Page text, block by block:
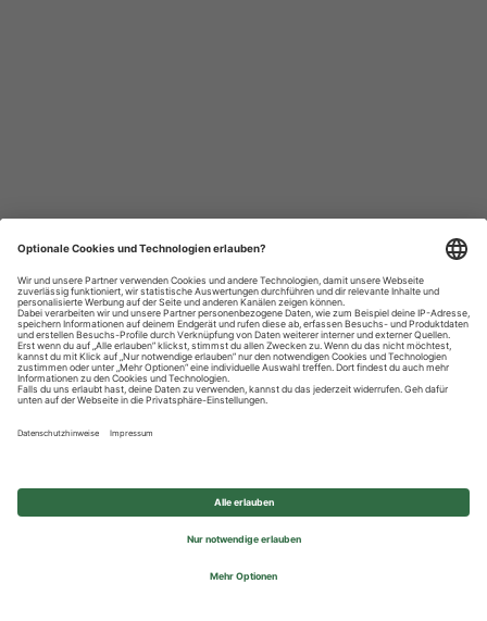
Datenschutzhinweise
Impressum
Privatsphäre-Einstellungen
© 2026 REWE Group - All rights reserved